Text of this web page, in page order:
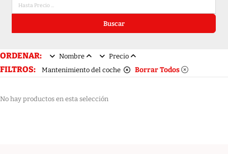
Buscar
ORDENAR: Nombre Precio
FILTROS: Mantenimiento del coche Borrar Todos
No hay productos en esta selección